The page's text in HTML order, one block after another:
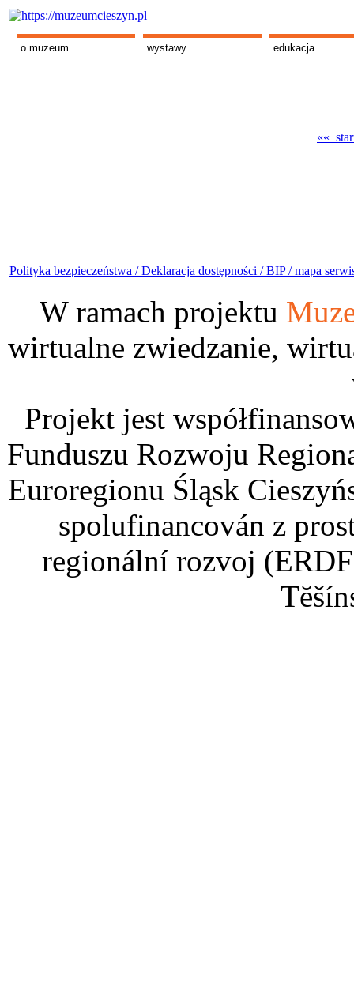
o muzeum wystawy edukacja
««
Polityka bezpieczeństwa /Deklaracja dostępności /BIP /mapa
W ramach projektu
wirtualne zwiedzanie,
Projekt jest
Funduszu Rozwoju
Euroregionu Śląsk
spolufinancován z
regionální rozvoj